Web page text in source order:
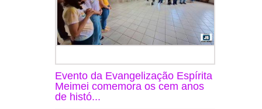
Evento da Evangelização Espírita
Meimei comemora os cem anos
de histó...